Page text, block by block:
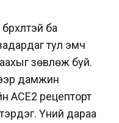
ба
тул эмч
зөвлөж буй.
дамжин
ACE2 рецепторт
Үүний дараа